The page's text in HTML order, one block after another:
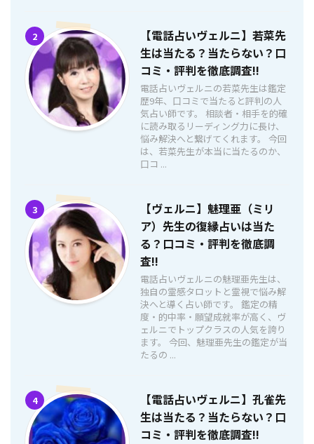
2
【電話占いヴェルニ】若菜先
生は当たる？当たらない？口
コミ・評判を徹底調査!!
電話占いヴェルニの若菜先生は鑑定
歴9年、口コミで当たると評判の人
気占い師です。 相談者・相手を的確
に読み取るリーディング力に長け、
悩み解決へと繋げてくれます。 今回
は、若菜先生が本当に当たるのか、
口コ ...
3
【ヴェルニ】魅理亜（ミリ
ア）先生の復縁占いは当た
る？口コミ・評判を徹底調
査!!
電話占いヴェルニの魅理亜先生は、
独自の霊感タロットと霊視で悩み解
決へと導く占い師です。 鑑定の精
度・的中率・願望成就率が高く、ヴ
ェルニでトップクラスの人気を誇り
ます。 今回、魅理亜先生の鑑定が当
たるの ...
4
【電話占いヴェルニ】孔雀先
生は当たる？当たらない？口
コミ・評判を徹底調査!!